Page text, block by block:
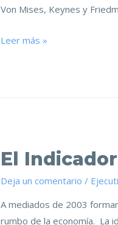
Von Mises, Keynes y
Leer más »
El
Deja un comentario /
A mediados de 2003
rumbo de la economía. La